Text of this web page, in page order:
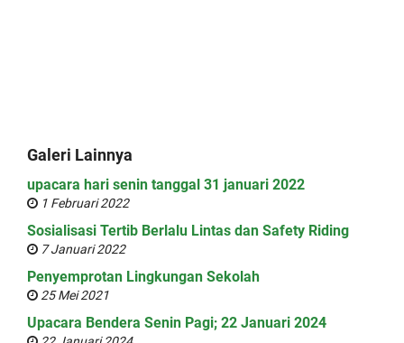
Galeri Lainnya
upacara hari senin tanggal 31 januari 2022
1 Februari 2022
Sosialisasi Tertib Berlalu Lintas dan Safety Riding
7 Januari 2022
Penyemprotan Lingkungan Sekolah
25 Mei 2021
Upacara Bendera Senin Pagi; 22 Januari 2024